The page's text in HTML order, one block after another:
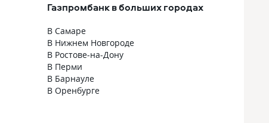
Газпромбанк в больших городах
В Самаре
В Нижнем Новгороде
В Ростове-на-Дону
В Перми
В Барнауле
В Оренбурге